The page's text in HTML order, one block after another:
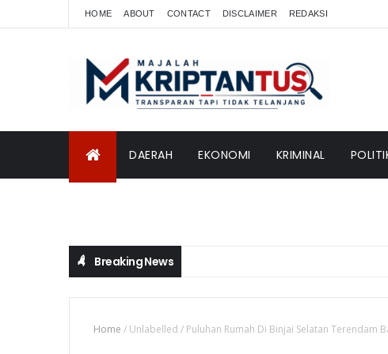
HOME ABOUT CONTACT DISCLAIMER REDAKSI
DAERAH EKONOMI KRIMINAL
Breaking News
Home / Unlabelled / Puluhan Rumah Di Binjai Selatan Terendam